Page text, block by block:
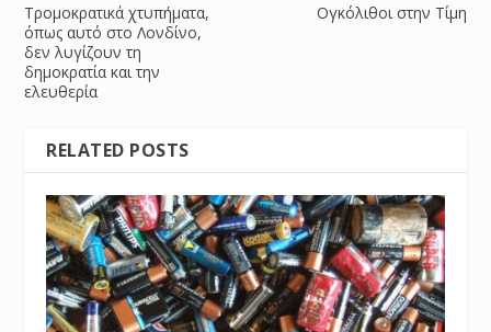
Τρομοκρατικά χτυπήματα,
όπως αυτό στο Λονδίνο,
δεν λυγίζουν τη
δημοκρατία και την
ελευθερία
Ογκόλιθοι στην Τίμη
RELATED POSTS